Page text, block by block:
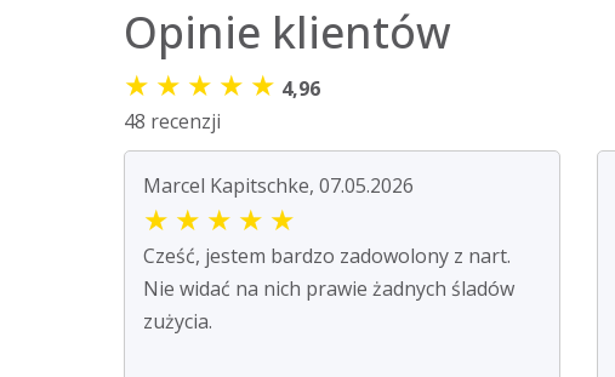
Opinie klientów
★ ★ ★ ★ ★ 4,96
48 recenzji
Marcel Kapitschke, 07.05.2026
★ ★ ★ ★ ★
Cześć, jestem bardzo zadowolony z nart.
Nie widać na nich prawie żadnych śladów
zużycia.